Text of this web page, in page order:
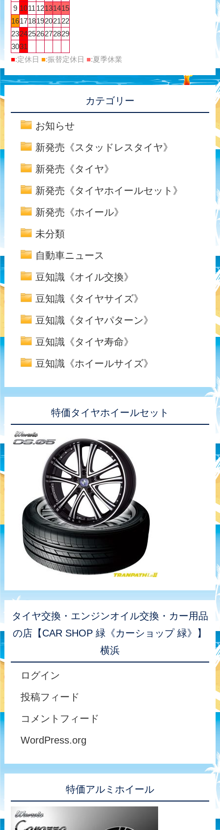
9 1011 12131415
16171819202122
23242526272829
3031
■:定休日 ■:振替定休日 ■:夏季休業
カテゴリー
お知らせ
新発売《スタッドレスタイヤ》
新発売《タイヤ》
新発売《タイヤホイールセット》
新発売《ホイール》
未分類
自動車ニュース
豆知識《オイル交換》
豆知識《タイヤサイズ》
豆知識《タイヤパターン》
豆知識《タイヤ寿命》
豆知識《ホイールサイズ》
特価タイヤホイールセット
タイヤ交換・エンジンオイル交換・カー用品
の店【CAR SHOP 緑《カーショップ 緑》】
横浜
ログイン
投稿フィード
コメントフィード
WordPress.org
特価アルミホイール